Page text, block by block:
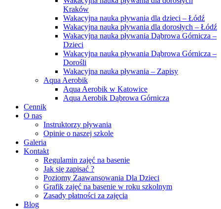
Kraków
Wakacyjna nauka pływania dla dzieci – Łódź
Wakacyjna nauka pływania dla dorosłych – Łódź
Wakacyjna nauka pływania Dąbrowa Górnicza –
Dzieci
Wakacyjna nauka pływania Dąbrowa Górnicza –
Dorośli
Wakacyjna nauka pływania – Zapisy
Aqua Aerobik
Aqua Aerobik w Katowice
Aqua Aerobik Dąbrowa Górnicza
Cennik
O nas
Instruktorzy pływania
Opinie o naszej szkole
Galeria
Kontakt
Regulamin zajęć na basenie
Jak się zapisać ?
Poziomy Zaawansowania Dla Dzieci
Grafik zajęć na basenie w roku szkolnym
Zasady płatności za zajęcia
Blog